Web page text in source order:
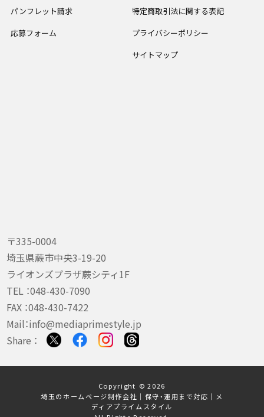
〒335-0004
埼玉県蕨市中央3-19-20
ライオンズプラザ蕨シティ1F
TEL ：048-430-7090
FAX ：048-430-7422
Mail：info@mediaprimestyle.jp
Share ：
パンフレット請求
応募フォーム
特定商取引法に関する表記
プライバシーポリシー
サイトマップ
Copyright © 2026
埼玉のホームページ制作会社｜保守・運用まで対応｜メ
ディアプライムスタイル